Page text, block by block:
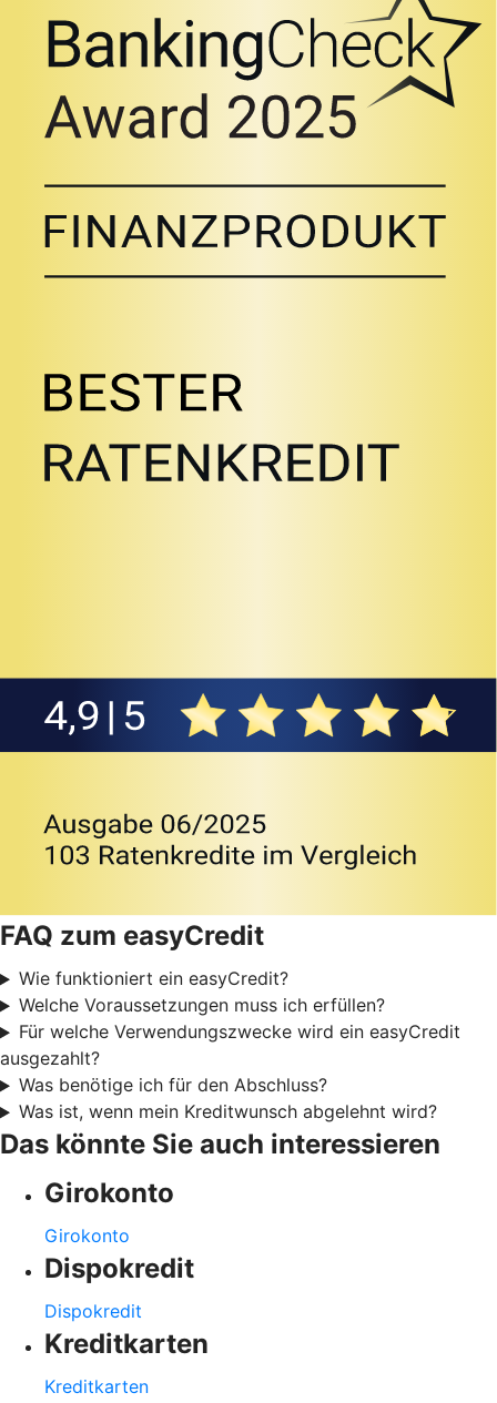
FAQ zum easyCredit
Wie funktioniert ein easyCredit?
Welche Voraussetzungen muss ich erfüllen?
Für welche Verwendungszwecke wird ein easyCredit
ausgezahlt?
Was benötige ich für den Abschluss?
Was ist, wenn mein Kreditwunsch abgelehnt wird?
Das könnte Sie auch interessieren
Girokonto
Girokonto
Dispokredit
Dispokredit
Kreditkarten
Kreditkarten